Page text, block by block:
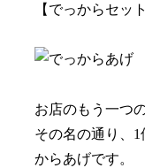
【でっからセ
お店のもう一つ
その名の通り、
からあげです。